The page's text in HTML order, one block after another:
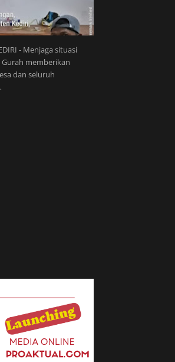
- Menjaga situasi
memberikan
dan seluruh